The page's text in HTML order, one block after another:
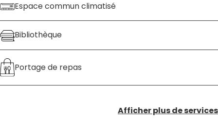
Espace commun climatisé
Bibliothèque
Portage de repas
Afficher plus de services